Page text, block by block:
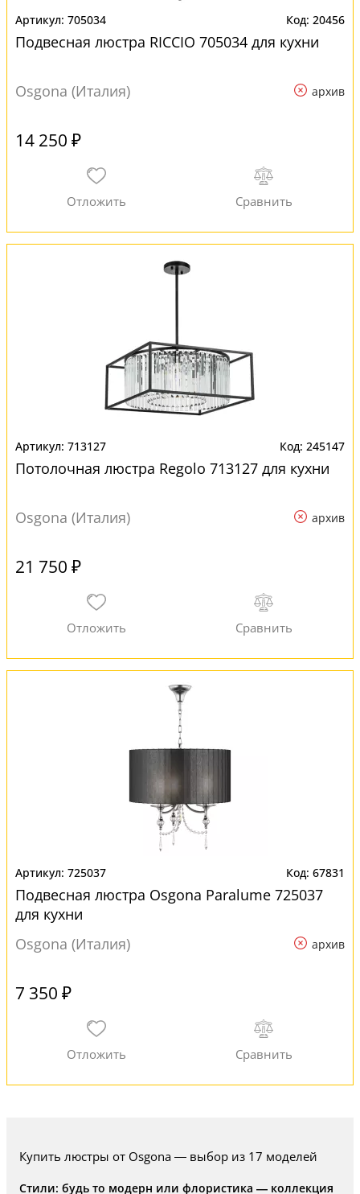
705034 20456
Подвесная люстра RICCIO 705034 для кухни
Osgona (Италия) архив
14 250 ₽
713127 245147
Потолочная люстра Regolo 713127 для кухни
Osgona (Италия) архив
21 750 ₽
725037 67831
Подвесная люстра Osgona Paralume 725037
для кухни
Osgona (Италия)
архив
7 350 ₽
Купить люстры от Osgona — выбор из 17 моделей
Стили: будь то модерн или флористика — коллекция